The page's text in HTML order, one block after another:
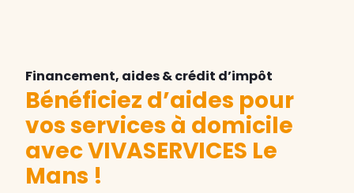
Financement, aides & crédit d’impôt
Bénéficiez d’aides pour
vos services à domicile
avec VIVASERVICES Le
Mans !